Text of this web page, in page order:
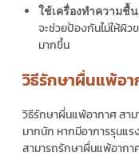
ใช้เครื่องทำความชื้
จะช่วยป้องกันไม่ให้ผิว
มากขึ้น
วิธีรักษาผื่นแพ้อา
วิธีรักษาผื่นแพ้อากาศ สาม
มากนัก หากมีอาการรุนแร
สามารถรักษาผื่นแพ้อาก